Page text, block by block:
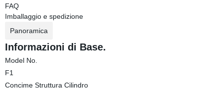
FAQ
Imballaggio e spedizione
Panoramica
Informazioni di Base.
Model No.
F1
Concime Struttura Cilindro